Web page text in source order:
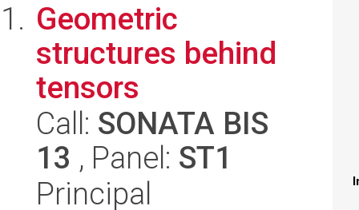
Geometric
structures behind
tensors
Call: SONATA BIS
13 , Panel: ST1
Principal